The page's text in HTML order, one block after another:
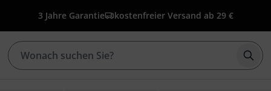
3 Jahre Garantie kostenfreier Versand ab 29 €